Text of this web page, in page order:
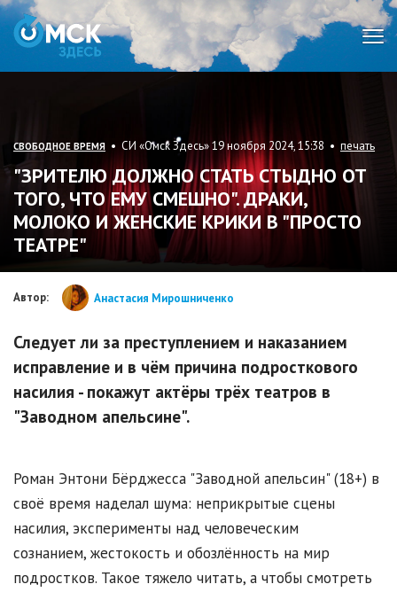
СВОБОДНОЕ ВРЕМЯ • СИ «Омск Здесь» 19 ноября 2024, 15:38 • печать
"ЗРИТЕЛЮ ДОЛЖНО СТАТЬ СТЫДНО ОТ
ТОГО, ЧТО ЕМУ СМЕШНО". ДРАКИ,
МОЛОКО И ЖЕНСКИЕ КРИКИ В "ПРОСТО
ТЕАТРЕ"
Автор: Анастасия Мирошниченко
Следует ли за преступлением и наказанием
исправление и в чём причина подросткового
насилия - покажут актёры трёх театров в
"Заводном апельсине".
Роман Энтони Бёрджесса "Заводной апельсин" (18+) в
своё время наделал шума: неприкрытые сцены
насилия, эксперименты над человеческим
сознанием, жестокость и обозлённость на мир
подростков. Такое тяжело читать, а чтобы смотреть